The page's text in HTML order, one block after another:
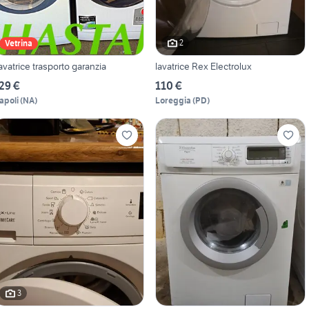
Vetrina
trasporto garanzia
€
(NA)
2
lavatrice Rex Electrolux
110 €
Loreggia (PD)
3